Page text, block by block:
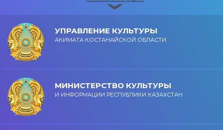
УПРАВЛЕНИЕ КУЛЬТУРЫ
АКИМАТА КОСТАНАЙСКОЙ ОБЛАСТИ
МИНИСТЕРСТВО КУЛЬТУРЫ
И ИНФОРМАЦИИ РЕСПУБЛИКИ КАЗАХСТАН